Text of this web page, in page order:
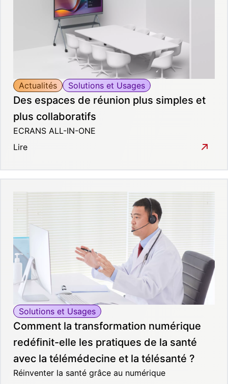
Actualités Solutions et Usages
Des espaces de réunion plus simples et
plus collaboratifs
ECRANS ALL-IN-ONE
Lire
Solutions et Usages
Comment la transformation numérique
redéfinit-elle les pratiques de la santé
avec la télémédecine et la télésanté ?
Réinventer la santé grâce au numérique